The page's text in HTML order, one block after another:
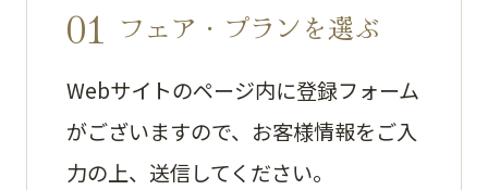
01 フェア・プランを選ぶ
Webサイトのページ内に登録フォーム
がございますので、お客様情報をご入
力の上、送信してください。